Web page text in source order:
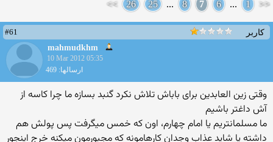
<<
1
...
6
7
8
...
25
26
>>
کاربر
#61
mahmudkhm
10 Mar 2012 05:35
ارسالها: 469
وقتی زین العابدین برای باباش تلاش نکرد گنبد بسازه ما چرا کاسه از
آش داغتر باشیم
ما مسلمانتریم یا امام چهارم، اون که خمس میگرفت پس پولش هم
داشته یا شاید عذاب وجدان کارهامونه که مجبورمون میکنه خرج اینجور